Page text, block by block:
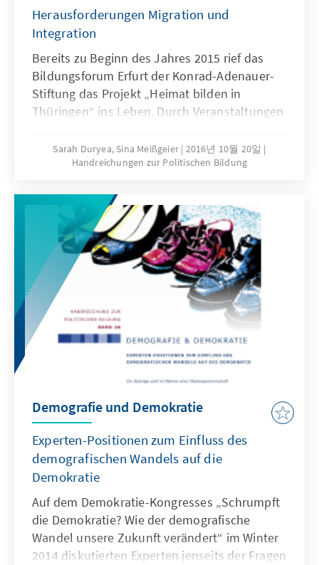
Herausforderungen Migration und
Integration
Bereits zu Beginn des Jahres 2015 rief das
Bildungsforum Erfurt der Konrad-Adenauer-
Stiftung das Projekt „Heimat bilden in
Thüringen“ ins Leben. Durch Veranstaltungen
thüringischen Städten und Gemeinden eine
Plattform geboten werden, die ein Augenmerk
Integrationsstrukturen legt sowie einen
Austausch von Informationen und Meinungen
ermöglicht. Nachdem das Projekt
ursprünglich unter dem Namen
„Zuwanderung – Gewinn für Kultur und
wirtschaftliche Dynamik“ geplant war, galt es
mit der Zunahme der Flüchtlinge ab dem
Sommer 2015 verstärkt auch auf die aktuellen
Notwendigkeiten und die Sorgen und Nöte
der Menschen einzugehen. Die vorliegende
Publikation fasst die Ergebnisse des Projektes
der Diskussionen beitragen, Vorurteile
abbauen und Impulse für eine gemeinsame
Gestaltung der Zukunft vermitteln.
Sarah Duryea, Sina Meißgeier 2016년 10월 20일
Handreichungen zur Politischen Bildung
Demografie und Demokratie
Experten-Positionen zum Einfluss des
demografischen Wandels auf die
Demokratie
Auf dem Demokratie-Kongresses „Schrumpft
die Demokratie? Wie der demografische
Wandel unsere Zukunft verändert“ im Winter
2014 diskutierten Experten jenseits der Fragen